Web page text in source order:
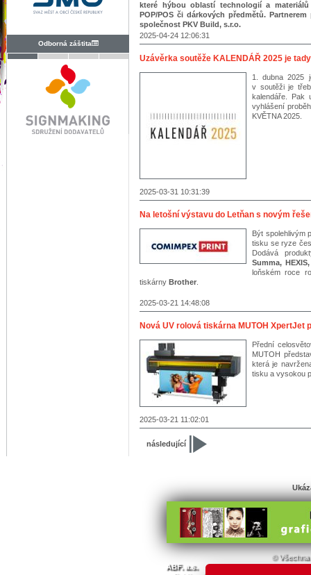
Odborná záštita
které hýbou oblastí technologií a
POP/POS či dárkových předmětů.
společnost PKV Build, s.r.o.
2025-04-24 12:06:31
Uzávěrka soutěže KALENDÁŘ 2025 je
1. dubna 2025
v soutěži je
kalendáře. Pak
vyhlášení
KVĚTNA 2025.
2025-03-31 10:31:39
Na letošní výstavu do Letňan s novým
Být spolehlivým
tisku se ryze
Dodává
Summa,
loňském roce
tiskárny Brother
2025-03-21 14:48:08
Nová UV rolová tiskárna MUTOH
Přední
MUTOH
která je
tisku a vysokou
2025-03-21 11:02:01
následující
© Všechna
ABF. a.s.
PVA a.s.
PVA EXPO, a.s.